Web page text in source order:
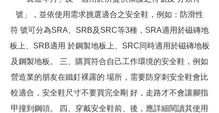
號」，並依使用需求挑選適合之安全鞋，例如：防滑性
符 號可分為SRA、SRB及SRC等3種，SRA適用於磁磚地
板上、SRB適用 於鋼製地板上、SRC同時適用於磁磚地板
及鋼製地板。 三、購買符合自己工作環境的安全鞋，例如
營造業的朋友在鐵釘裸露的 場所，需要防穿刺安全鞋會比
較適合，安全鞋尺寸不要買完全剛 好，走路才不會讓腳指
甲撞到鋼頭。 四、穿戴安全鞋前、後，應詳細閱讀其使用